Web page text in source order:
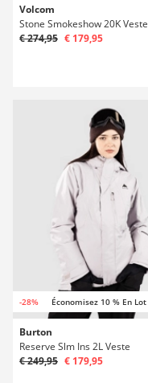
Volcom
Stone Smokeshow 20K Veste
€ 274,95 € 179,95
-28% Économisez 10 % En Lot
Burton
Reserve Slm Ins 2L Veste
€ 249,95 € 179,95